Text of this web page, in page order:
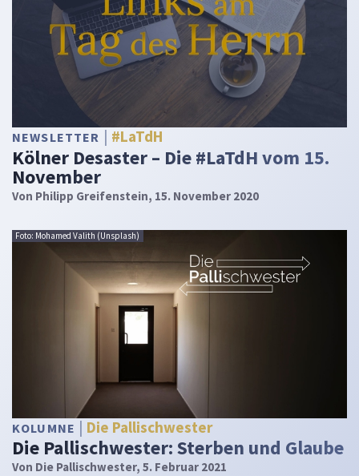
NEWSLETTER #LaTdH
Kölner Desaster – Die #LaTdH vom 15.
November
Von Philipp Greifenstein, 15. November 2020
Foto: Mohamed Valith (Unsplash)
KOLUMNE Die Pallischwester
Die Pallischwester: Sterben und Glaube
Von Die Pallischwester, 5. Februar 2021